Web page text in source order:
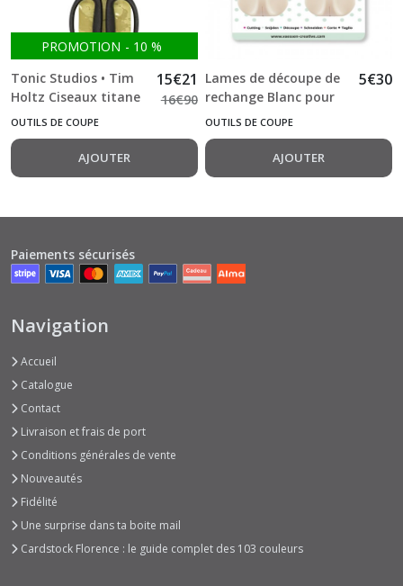
PROMOTION - 10 %
Tonic Studios • Tim
Holtz Ciseaux titane
24cm
15€21
16€90
OUTILS DE COUPE
AJOUTER
Lames de découpe de
rechange Blanc pour
massicot Vaessen
5€30
OUTILS DE COUPE
AJOUTER
Paiements sécurisés
Navigation
Accueil
Catalogue
Contact
Livraison et frais de port
Conditions générales de vente
Nouveautés
Fidélité
Une surprise dans ta boite mail
Cardstock Florence : le guide complet des 103 couleurs